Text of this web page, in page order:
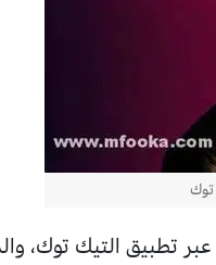
توك
تطبيق التيك توك،